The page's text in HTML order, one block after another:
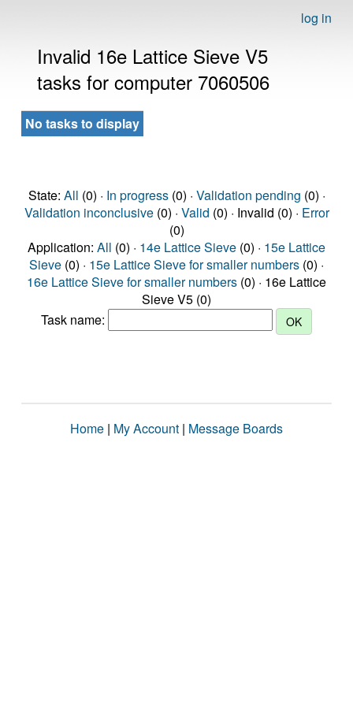
log in
Invalid 16e Lattice Sieve V5
tasks for computer 7060506
No tasks to display
State: All (0) · In progress(0) · Validation pending (0) ·
Validation inconclusive(0) · Valid (0) · Invalid (0) · Error
(0)
Application: All (0) · 14e Lattice Sieve (0) · 15e Lattice
Sieve (0) · 15e Lattice Sieve for smaller numbers (0) ·
16e Lattice Sieve for smaller numbers (0) · 16e Lattice
Sieve V5 (0)
Task name:
Home | My Account | Message Boards